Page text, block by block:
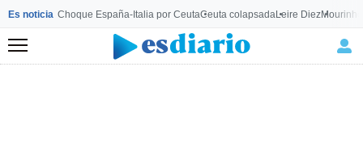
Es noticia Choque España-Italia por CeutaCeuta colapsadaLeire Diez
Menú